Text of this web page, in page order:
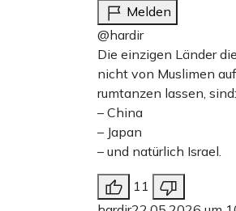
Melden
@hardir
Die einzigen Länder
nicht von Muslimen
rumtanzen lassen, sind:
– China
– Japan
– und natürlich Israel.
11